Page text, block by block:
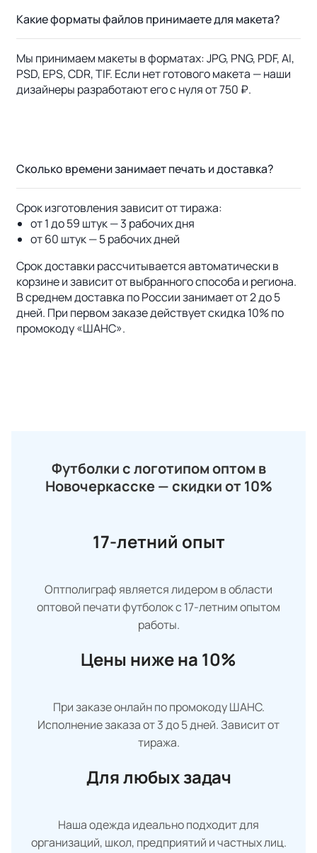
Какие форматы файлов принимаете для макета?
Мы принимаем макеты в форматах: JPG, PNG, PDF, AI,
PSD, EPS, CDR, TIF. Если нет готового макета — наши
дизайнеры разработают его с нуля от 750 ₽.
Сколько времени занимает печать и доставка?
Срок изготовления зависит от тиража:
от 1 до 59 штук — 3 рабочих дня
от 60 штук — 5 рабочих дней
Срок доставки рассчитывается автоматически в
корзине и зависит от выбранного способа и региона.
В среднем доставка по России занимает от 2 до 5
дней. При первом заказе действует скидка 10% по
промокоду «ШАНС».
Футболки с логотипом оптом в
Новочеркасске — скидки от 10%
17-летний опыт
Оптполиграф является лидером в области
оптовой печати футболок с 17-летним опытом
работы.
Цены ниже на 10%
При заказе онлайн по промокоду ШАНС.
Исполнение заказа от 3 до 5 дней. Зависит от
тиража.
Для любых задач
Наша одежда идеально подходит для
организаций, школ, предприятий и частных лиц.